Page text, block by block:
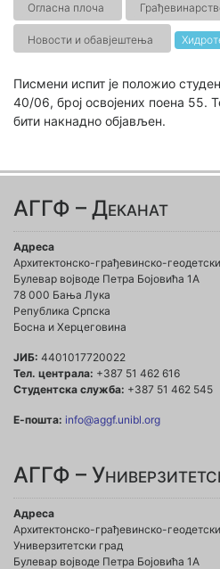
Огласна плоча
Новости и обавјештења
Писмени испит је положио
40/06, број освојених поена 55.
бити накнадно објављен.
АГГФ – Деканат
Адреса
Архитектонско-грађевинско-
Булевар војводе Петра Бојовића 1A
78 000 Бања Лука
Република Српска
Босна и Херцеговина
ЈИБ: 4401017720022
Тел. централа: +387 51 462 616
Студентска служба: +387 51 462 545
Е-пошта: info@aggf.unibl.org
АГГФ –
Адреса
Архитектонско-грађевинско-
Универзитетски град
Булевар војводе Петра Бојовића 1A